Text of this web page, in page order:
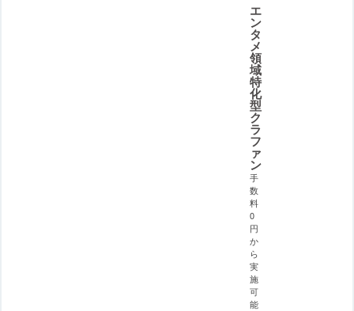
エ
ン
タ
メ
領
域
特
化
型
ク
ラ
フ
ァ
ン
手
数
料
0
円
か
ら
実
施
可
能